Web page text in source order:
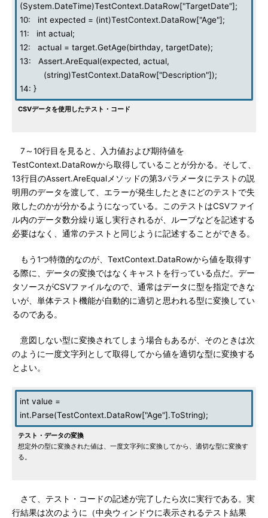
(System.DateTime)TestContext.DataRow["TargetDate"];
10: int expected = (int)TestContext.DataRow["Age"];
11: int actual;
12: actual = target.GetAge(birthday, targetDate);
13: Assert.AreEqual(expected, actual,
(string)TestContext.DataRow["Description"]);
14: }
CSVデータを使用したテスト・コード
7～10行目を見ると、入力値および期待値を
TestContext.DataRowから取得していることが分かる。そして、
13行目のAssert.AreEqualメソッドの第3パラメータにテストの説
明用のデータを渡して、エラーが発生したときにどのテストで失
敗したのかが分かるようになっている。このテストはCSVファイ
ル内のデータ数分繰り返し実行されるが、ループなどを記述する
必要はなく、通常のテストと同じように記述することができる。
もう1つ特徴的なのが、TextContext.DataRowから値を取得す
る際に、データの変換ではなくキャストを行っている点だ。デー
タソースがCSVファイルなので、通常はデータに型を指定できな
いが、単体テスト機能が自動的に適切と思われる型に変換してい
るのである。
意図しない型に変換されてしまう場合もあるが、そのときは次
のように一度文字列として取得してから値を適切な型に変換する
とよい。
int value =
int.Parse(TestContext.DataRow["Age"].ToString);
テスト・データの変換
想定外の型に変換された値は、一度文字列に変換してから、適切な型に変換す
る。
さて、テスト・コードの記述が完了したら次に実行である。実
行結果は次のように（中央ウィンドウに表示されるテスト結果